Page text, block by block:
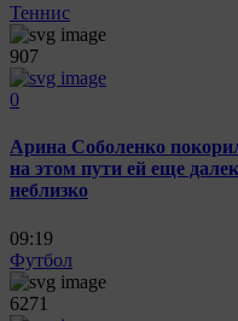
Теннис
907
0
Арина Соболенко
на этом пути ей еще
неблизко
09:19
Футбол
6271